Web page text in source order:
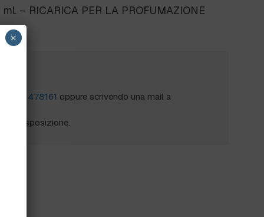
– RICARICA PER LA PROFUMAZIONE
0172 478161 oppure scrivendo una mail a
a disposizione.
×